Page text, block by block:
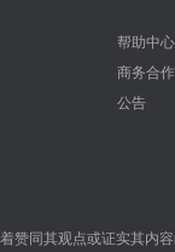
帮助中心
商务合作
公告
赞同其观点或证实其内